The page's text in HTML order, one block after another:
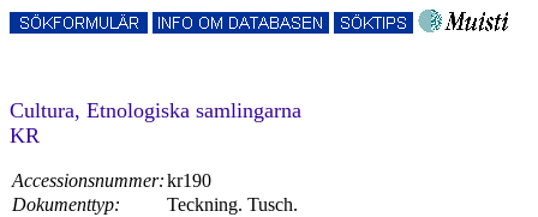
Cultura, Etnologiska samlingarna
KR
Accessionsnummer:kr190
Dokumenttyp:
Teckning. Tusch.